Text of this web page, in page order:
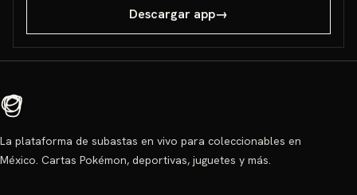
Descargar app→
La plataforma de subastas en vivo para coleccionables en
México. Cartas Pokémon, deportivas, juguetes y más.